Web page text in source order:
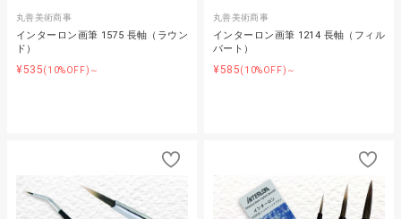
丸善美術商事
インターロン画筆 1575 長軸（ラウン
ド）
¥535(10%OFF)～
丸善美術商事
インターロン画筆 1214 長軸（フィル
バート）
¥585(10%OFF)～